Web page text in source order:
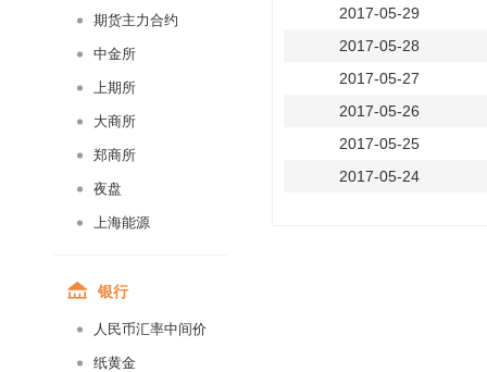
期货主力合约
中金所
上期所
大商所
郑商所
夜盘
上海能源
银行
人民币汇率中间价
纸黄金
2017-05-29
2017-05-28
2017-05-27
2017-05-26
2017-05-25
2017-05-24